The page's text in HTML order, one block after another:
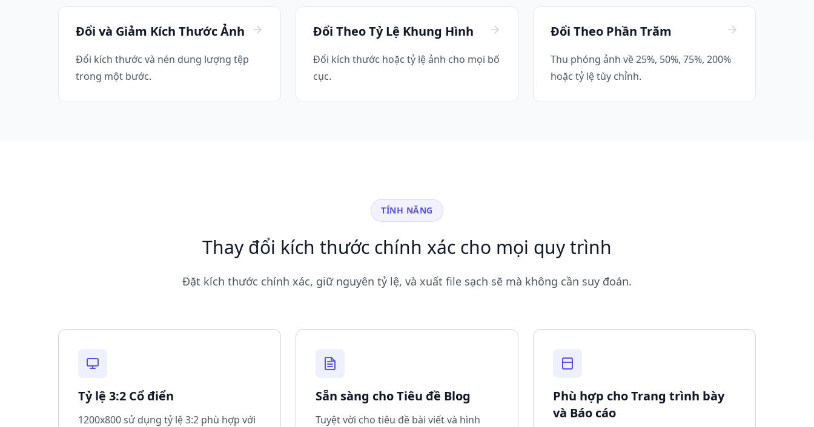
Đổi và Giảm Kích Thước Ảnh
Đổi kích thước và nén dung lượng tệp
trong một bước.
Đổi Theo Tỷ Lệ Khung Hình
Đổi kích thước hoặc tỷ lệ ảnh cho mọi bố
cục.
Đổi Theo Phần Trăm
Thu phóng ảnh về 25%, 50%, 75%, 200%
hoặc tỷ lệ tùy chỉnh.
TÍNH NĂNG
Thay đổi kích thước chính xác cho mọi quy trình
Đặt kích thước chính xác, giữ nguyên tỷ lệ, và xuất file sạch sẽ mà không cần suy đoán.
Tỷ lệ 3:2 Cổ điển
1200x800 sử dụng tỷ lệ 3:2 phù hợp với
Sẵn sàng cho Tiêu đề Blog
Tuyệt vời cho tiêu đề bài viết và hình
Phù hợp cho Trang trình bày
và Báo cáo